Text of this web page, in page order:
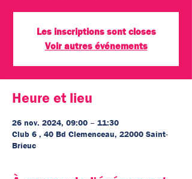
Les inscriptions sont closes
Voir autres événements
Heure et lieu
26 nov. 2024, 09:00 – 11:30
Club 6 , 40 Bd Clemenceau, 22000 Saint-
Brieuc